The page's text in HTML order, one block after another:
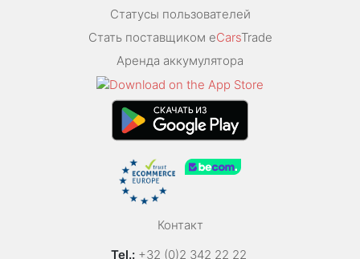
Статусы пользователей
Стать поставщиком eCarsTrade
Аренда аккумулятора
Контакт
Tel.: +32 (0)2 342 22 22